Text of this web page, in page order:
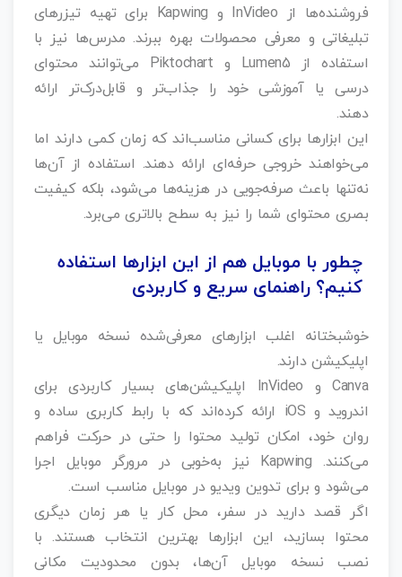
فروشنده‌ها از InVideo و Kapwing برای تهیه تیزرهای
تبلیغاتی و معرفی محصولات بهره ببرند. مدرس‌ها نیز با
استفاده از Lumen5 و Piktochart می‌توانند محتوای
درسی یا آموزشی خود را جذاب‌تر و قابل‌درک‌تر ارائه
دهند.
این ابزارها برای کسانی مناسب‌اند که زمان کمی دارند اما
می‌خواهند خروجی حرفه‌ای ارائه دهند. استفاده از آن‌ها
نه‌تنها باعث صرفه‌جویی در هزینه‌ها می‌شود، بلکه کیفیت
بصری محتوای شما را نیز به سطح بالاتری می‌برد.
چطور با موبایل هم از این ابزارها استفاده
کنیم؟ راهنمای سریع و کاربردی
خوشبختانه اغلب ابزارهای معرفی‌شده نسخه موبایل یا
اپلیکیشن دارند.
Canva و InVideo اپلیکیشن‌های بسیار کاربردی برای
اندروید و iOS ارائه کرده‌اند که با رابط کاربری ساده و
روان خود، امکان تولید محتوا را حتی در حرکت فراهم
می‌کنند. Kapwing نیز به‌خوبی در مرورگر موبایل اجرا
می‌شود و برای تدوین ویدیو در موبایل مناسب است.
اگر قصد دارید در سفر، محل کار یا هر زمان دیگری
محتوا بسازید، این ابزارها بهترین انتخاب هستند. با
نصب نسخه موبایل آن‌ها، بدون محدودیت مکانی